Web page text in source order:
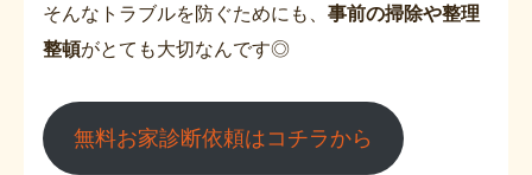
そんなトラブルを防ぐためにも、 事前の掃除や整理
整頓がとても大切なんです◎
無料お家診断依頼はコチラから